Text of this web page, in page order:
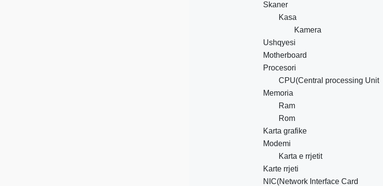
Skaner
Kasa
Kamera
Ushqyesi
Motherboard
Procesori
CPU(Central processing Unit
Memoria
Ram
Rom
Karta grafike
Modemi
Karta e rrjetit
Karte rrjeti
NIC(Network Interface Card